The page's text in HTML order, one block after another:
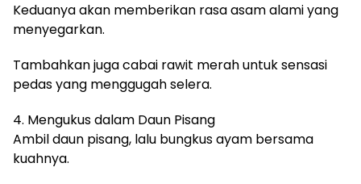
Keduanya akan memberikan rasa asam alami yang
menyegarkan.
Tambahkan juga cabai rawit merah untuk sensasi
pedas yang menggugah selera.
4. Mengukus dalam Daun Pisang
Ambil daun pisang, lalu bungkus ayam bersama
kuahnya.